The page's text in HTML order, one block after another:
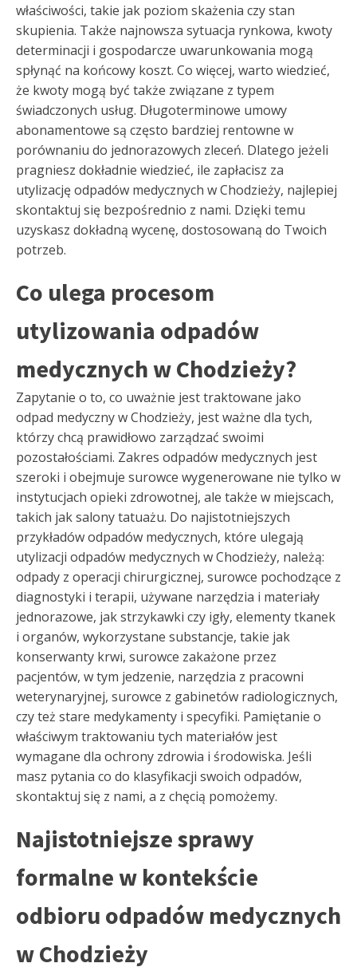
właściwości, takie jak poziom skażenia czy stan
skupienia. Także najnowsza sytuacja rynkowa, kwoty
determinacji i gospodarcze uwarunkowania mogą
spłynąć na końcowy koszt. Co więcej, warto wiedzieć,
że kwoty mogą być także związane z typem
świadczonych usług. Długoterminowe umowy
abonamentowe są często bardziej rentowne w
porównaniu do jednorazowych zleceń. Dlatego jeżeli
pragniesz dokładnie wiedzieć, ile zapłacisz za
utylizację odpadów medycznych w Chodzieży, najlepiej
skontaktuj się bezpośrednio z nami. Dzięki temu
uzyskasz dokładną wycenę, dostosowaną do Twoich
potrzeb.
Co ulega procesom
utylizowania odpadów
medycznych w Chodzieży?
Zapytanie o to, co uważnie jest traktowane jako
odpad medyczny w Chodzieży, jest ważne dla tych,
którzy chcą prawidłowo zarządzać swoimi
pozostałościami. Zakres odpadów medycznych jest
szeroki i obejmuje surowce wygenerowane nie tylko w
instytucjach opieki zdrowotnej, ale także w miejscach,
takich jak salony tatuażu. Do najistotniejszych
przykładów odpadów medycznych, które ulegają
utylizacji odpadów medycznych w Chodzieży, należą:
odpady z operacji chirurgicznej, surowce pochodzące z
diagnostyki i terapii, używane narzędzia i materiały
jednorazowe, jak strzykawki czy igły, elementy tkanek
i organów, wykorzystane substancje, takie jak
konserwanty krwi, surowce zakażone przez
pacjentów, w tym jedzenie, narzędzia z pracowni
weterynaryjnej, surowce z gabinetów radiologicznych,
czy też stare medykamenty i specyfiki. Pamiętanie o
właściwym traktowaniu tych materiałów jest
wymagane dla ochrony zdrowia i środowiska. Jeśli
masz pytania co do klasyfikacji swoich odpadów,
skontaktuj się z nami, a z chęcią pomożemy.
Najistotniejsze sprawy
formalne w kontekście
odbioru odpadów medycznych
w Chodzieży